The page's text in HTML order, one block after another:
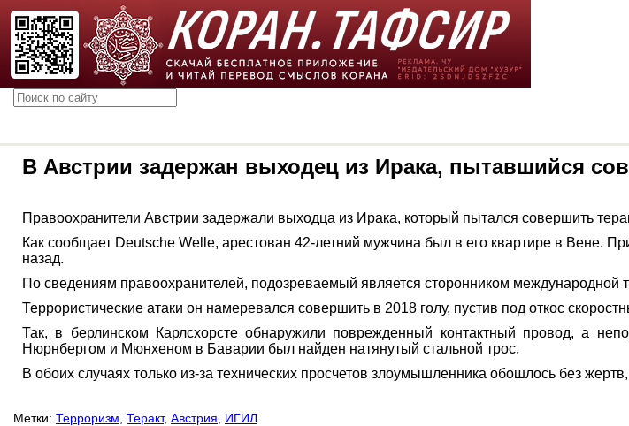
В Австрии задержан выходец из Ирака, пытавшийся
Правоохранители Австрии задержали выходца из Ирака, который пытался совершить
Как сообщает Deutsche Welle, арестован 42-летний мужчина был в его квартире в Вене.
назад.
По сведениям правоохранителей, подозреваемый является сторонником международной
Террористические атаки он намеревался совершить в 2018 голу, пустив под откос
Так, в берлинском Карлсхорсте обнаружили поврежденный контактный провод, а
Нюрнбергом и Мюнхеном в Баварии был найден натянутый стальной трос.
В обоих случаях только из-за технических просчетов злоумышленника обошлось без
Метки: Терроризм Теракт, Австрия ИГИЛ